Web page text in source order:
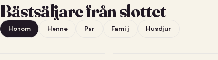
Bästsäljare från slottet
Honom Henne Par Familj Husdjur